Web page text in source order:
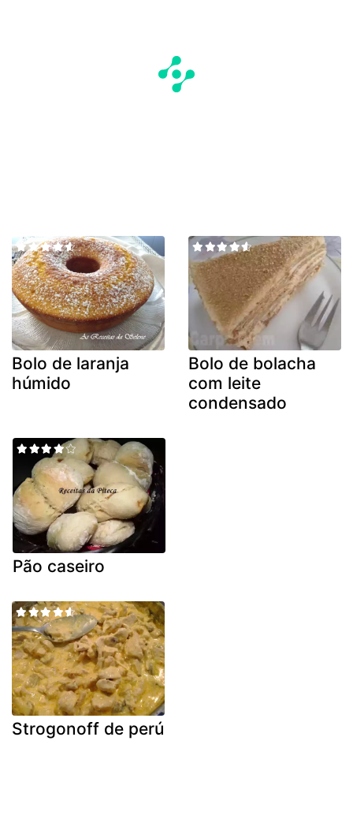
Bolo de laranja
húmido
Bolo de bolacha
com leite
condensado
Pão caseiro
Strogonoff de perú